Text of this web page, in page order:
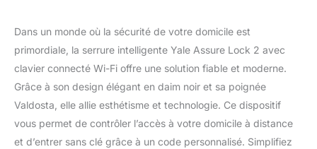
Dans un monde où la sécurité de votre domicile est
primordiale, la serrure intelligente Yale Assure Lock 2 avec
clavier connecté Wi-Fi offre une solution fiable et moderne.
Grâce à son design élégant en daim noir et sa poignée
Valdosta, elle allie esthétisme et technologie. Ce dispositif
vous permet de contrôler l’accès à votre domicile à distance
et d’entrer sans clé grâce à un code personnalisé. Simplifiez